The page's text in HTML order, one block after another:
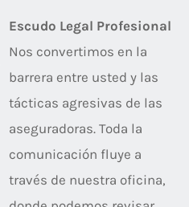
Escudo Legal Profesional
Nos convertimos en la
barrera entre usted y las
tácticas agresivas de las
aseguradoras. Toda la
comunicación fluye a
través de nuestra oficina,